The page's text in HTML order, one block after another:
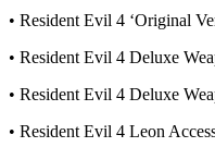
• Resident Evil 4 ‘Original
• Resident Evil 4 Deluxe
• Resident Evil 4 Deluxe
• Resident Evil 4 Leon